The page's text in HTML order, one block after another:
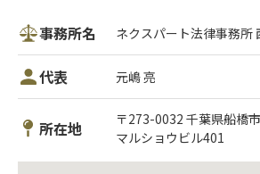
事務所名 ネクスパート法律事務所
代表 元嶋 亮
所在地
〒273-0032 千葉県船橋
マルショウビル401